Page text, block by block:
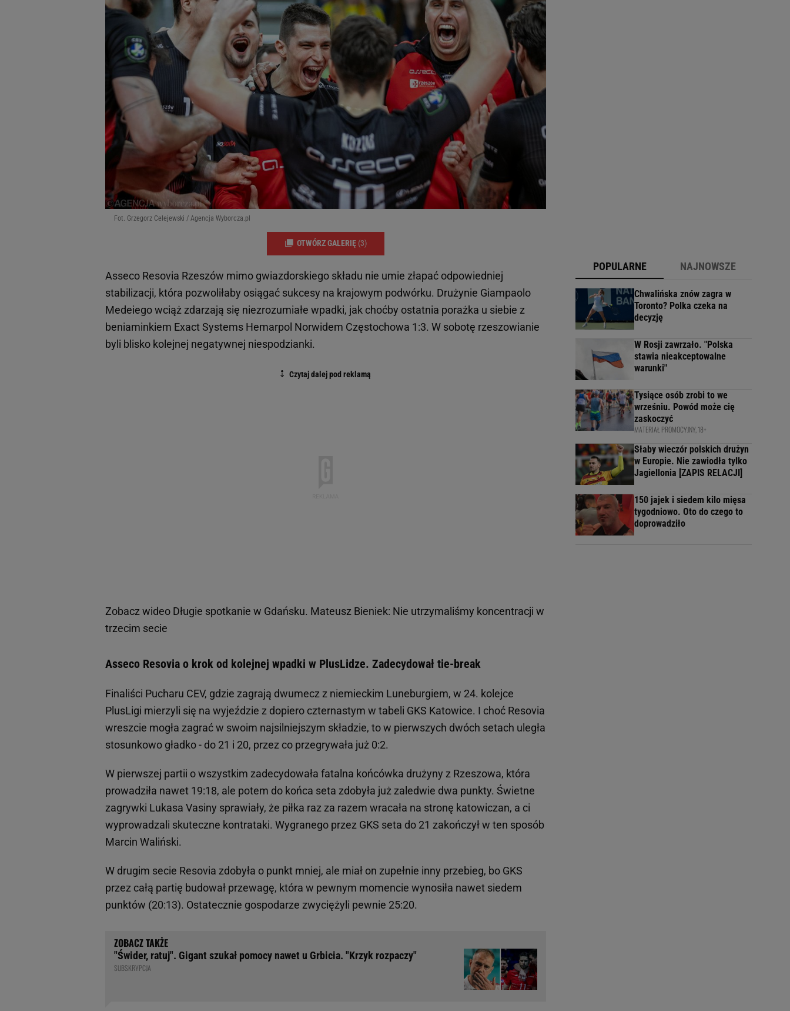
Fot. Grzegorz Celejewski / Agencja Wyborcza.pl
OTWÓRZ GALERIĘ (3)
Asseco Resovia Rzeszów mimo gwiazdorskiego składu nie umie złapać odpowiedniej
stabilizacji, która pozwoliłaby osiągać sukcesy na krajowym podwórku. Drużynie Giampaolo
Medeiego wciąż zdarzają się niezrozumiałe wpadki, jak choćby ostatnia porażka u siebie z
beniaminkiem Exact Systems Hemarpol Norwidem Częstochowa 1:3. W sobotę rzeszowianie
byli blisko kolejnej negatywnej niespodzianki.
Zobacz wideo Długie spotkanie w Gdańsku. Mateusz Bieniek: Nie utrzymaliśmy koncentracji w
trzecim secie
Asseco Resovia o krok od kolejnej wpadki w PlusLidze. Zadecydował tie-break
Finaliści Pucharu CEV, gdzie zagrają dwumecz z niemieckim Luneburgiem, w 24. kolejce
PlusLigi mierzyli się na wyjeździe z dopiero czternastym w tabeli GKS Katowice. I choć Resovia
wreszcie mogła zagrać w swoim najsilniejszym składzie, to w pierwszych dwóch setach uległa
stosunkowo gładko - do 21 i 20, przez co przegrywała już 0:2.
W pierwszej partii o wszystkim zadecydowała fatalna końcówka drużyny z Rzeszowa, która
prowadziła nawet 19:18, ale potem do końca seta zdobyła już zaledwie dwa punkty. Świetne
zagrywki Lukasa Vasiny sprawiały, że piłka raz za razem wracała na stronę katowiczan, a ci
wyprowadzali skuteczne kontrataki. Wygranego przez GKS seta do 21 zakończył w ten sposób
Marcin Waliński.
W drugim secie Resovia zdobyła o punkt mniej, ale miał on zupełnie inny przebieg, bo GKS
przez całą partię budował przewagę, która w pewnym momencie wynosiła nawet siedem
punktów (20:13). Ostatecznie gospodarze zwyciężyli pewnie 25:20.
"Świder, ratuj". Gigant szukał pomocy nawet u Grbicia. "Krzyk rozpaczy"
SUBSKRYPCJA
POPULARNE NAJNOWSZE
Chwalińska znów zagra w
Toronto? Polka czeka na
decyzję
W Rosji zawrzało. "Polska
stawia nieakceptowalne
warunki"
Tysiące osób zrobi to we
wrześniu. Powód może cię
zaskoczyć
MATERIAŁ PROMOCYJNY, 18+
Słaby wieczór polskich drużyn
w Europie. Nie zawiodła tylko
Jagiellonia [ZAPIS RELACJI]
150 jajek i siedem kilo mięsa
tygodniowo. Oto do czego to
doprowadziło